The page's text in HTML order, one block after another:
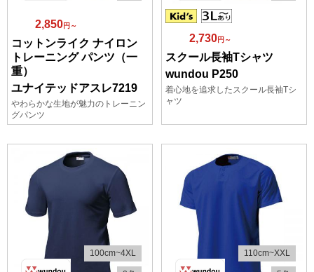
2,850円～
コットンライク ナイロン
トレーニング パンツ（一
重）
ユナイテッドアスレ7219
やわらかな生地が魅力のトレーニン
グパンツ
2,730円～
スクール長袖Tシャツ
wundou P250
着心地を追求したスクール長袖Tシ
ャツ
100cm~4XL 110cm~XXL